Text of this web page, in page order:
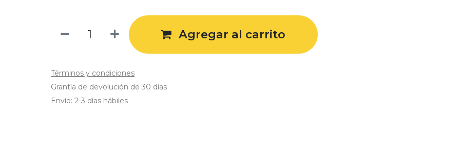
Agregar al carrito
Términos y condiciones
Grantía de devolución de 30 días
Envío: 2-3 días hábiles